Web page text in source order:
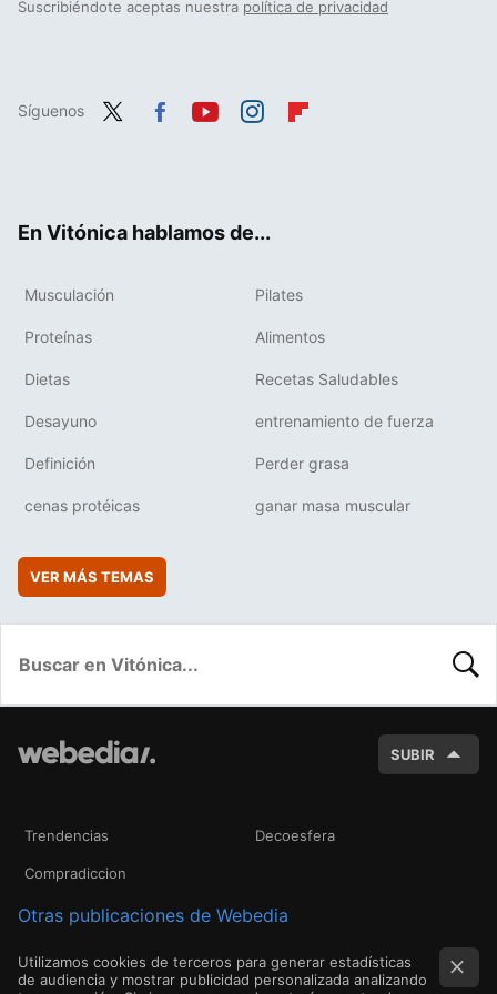
Suscribiéndote aceptas nuestra política de privacidad
Síguenos
En Vitónica hablamos de...
Musculación Pilates
Proteínas Alimentos
Dietas Recetas Saludables
Desayuno entrenamiento de fuerza
Definición Perder grasa
cenas protéicas ganar masa muscular
VER MÁS TEMAS
SUBIR
Trendencias Decoesfera
Compradiccion
Otras publicaciones de Webedia
Utilizamos cookies de terceros para generar estadísticas
de audiencia y mostrar publicidad personalizada analizando